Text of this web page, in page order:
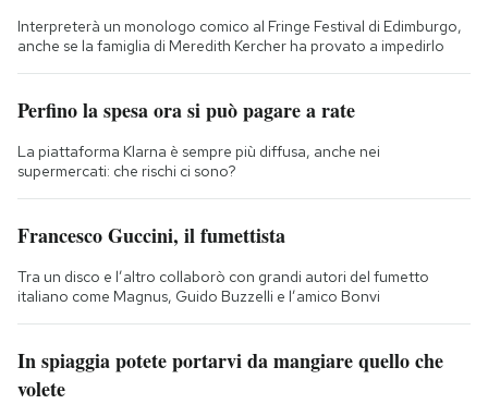
Interpreterà un monologo comico al Fringe Festival di Edimburgo,
anche se la famiglia di Meredith Kercher ha provato a impedirlo
Perfino la spesa ora si può pagare a rate
La piattaforma Klarna è sempre più diffusa, anche nei
supermercati: che rischi ci sono?
Francesco Guccini, il fumettista
Tra un disco e l’altro collaborò con grandi autori del fumetto
italiano come Magnus, Guido Buzzelli e l’amico Bonvi
In spiaggia potete portarvi da mangiare quello che
volete